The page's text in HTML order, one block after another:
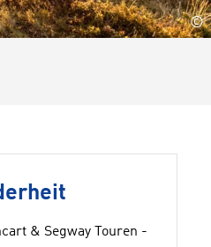
©
& Segway Touren -